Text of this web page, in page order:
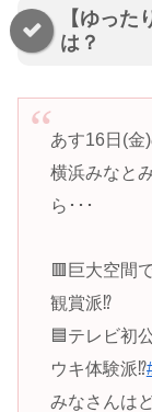
【ゆっ
は？
あす16日(金)
横浜みなと
ら･･･
🟥巨大空間
観賞派⁉️
🟦テレビ初
ウキ体験派⁉️
みなさんは